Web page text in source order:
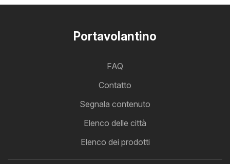
Portavolantino
FAQ
Contatto
Segnala contenuto
Elenco delle città
Elenco dei prodotti